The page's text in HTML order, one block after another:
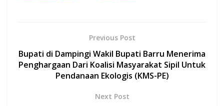
o
o
A
p
p
er l
Previous Post
Bupati di Dampingi Wakil Bupati Barru Menerima
Penghargaan Dari Koalisi Masyarakat Sipil Untuk
Pendanaan Ekologis (KMS-PE)
Next Post